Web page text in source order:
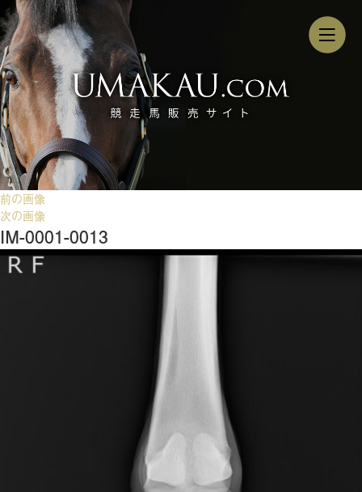
前の画像
次の画像
IM-0001-0013